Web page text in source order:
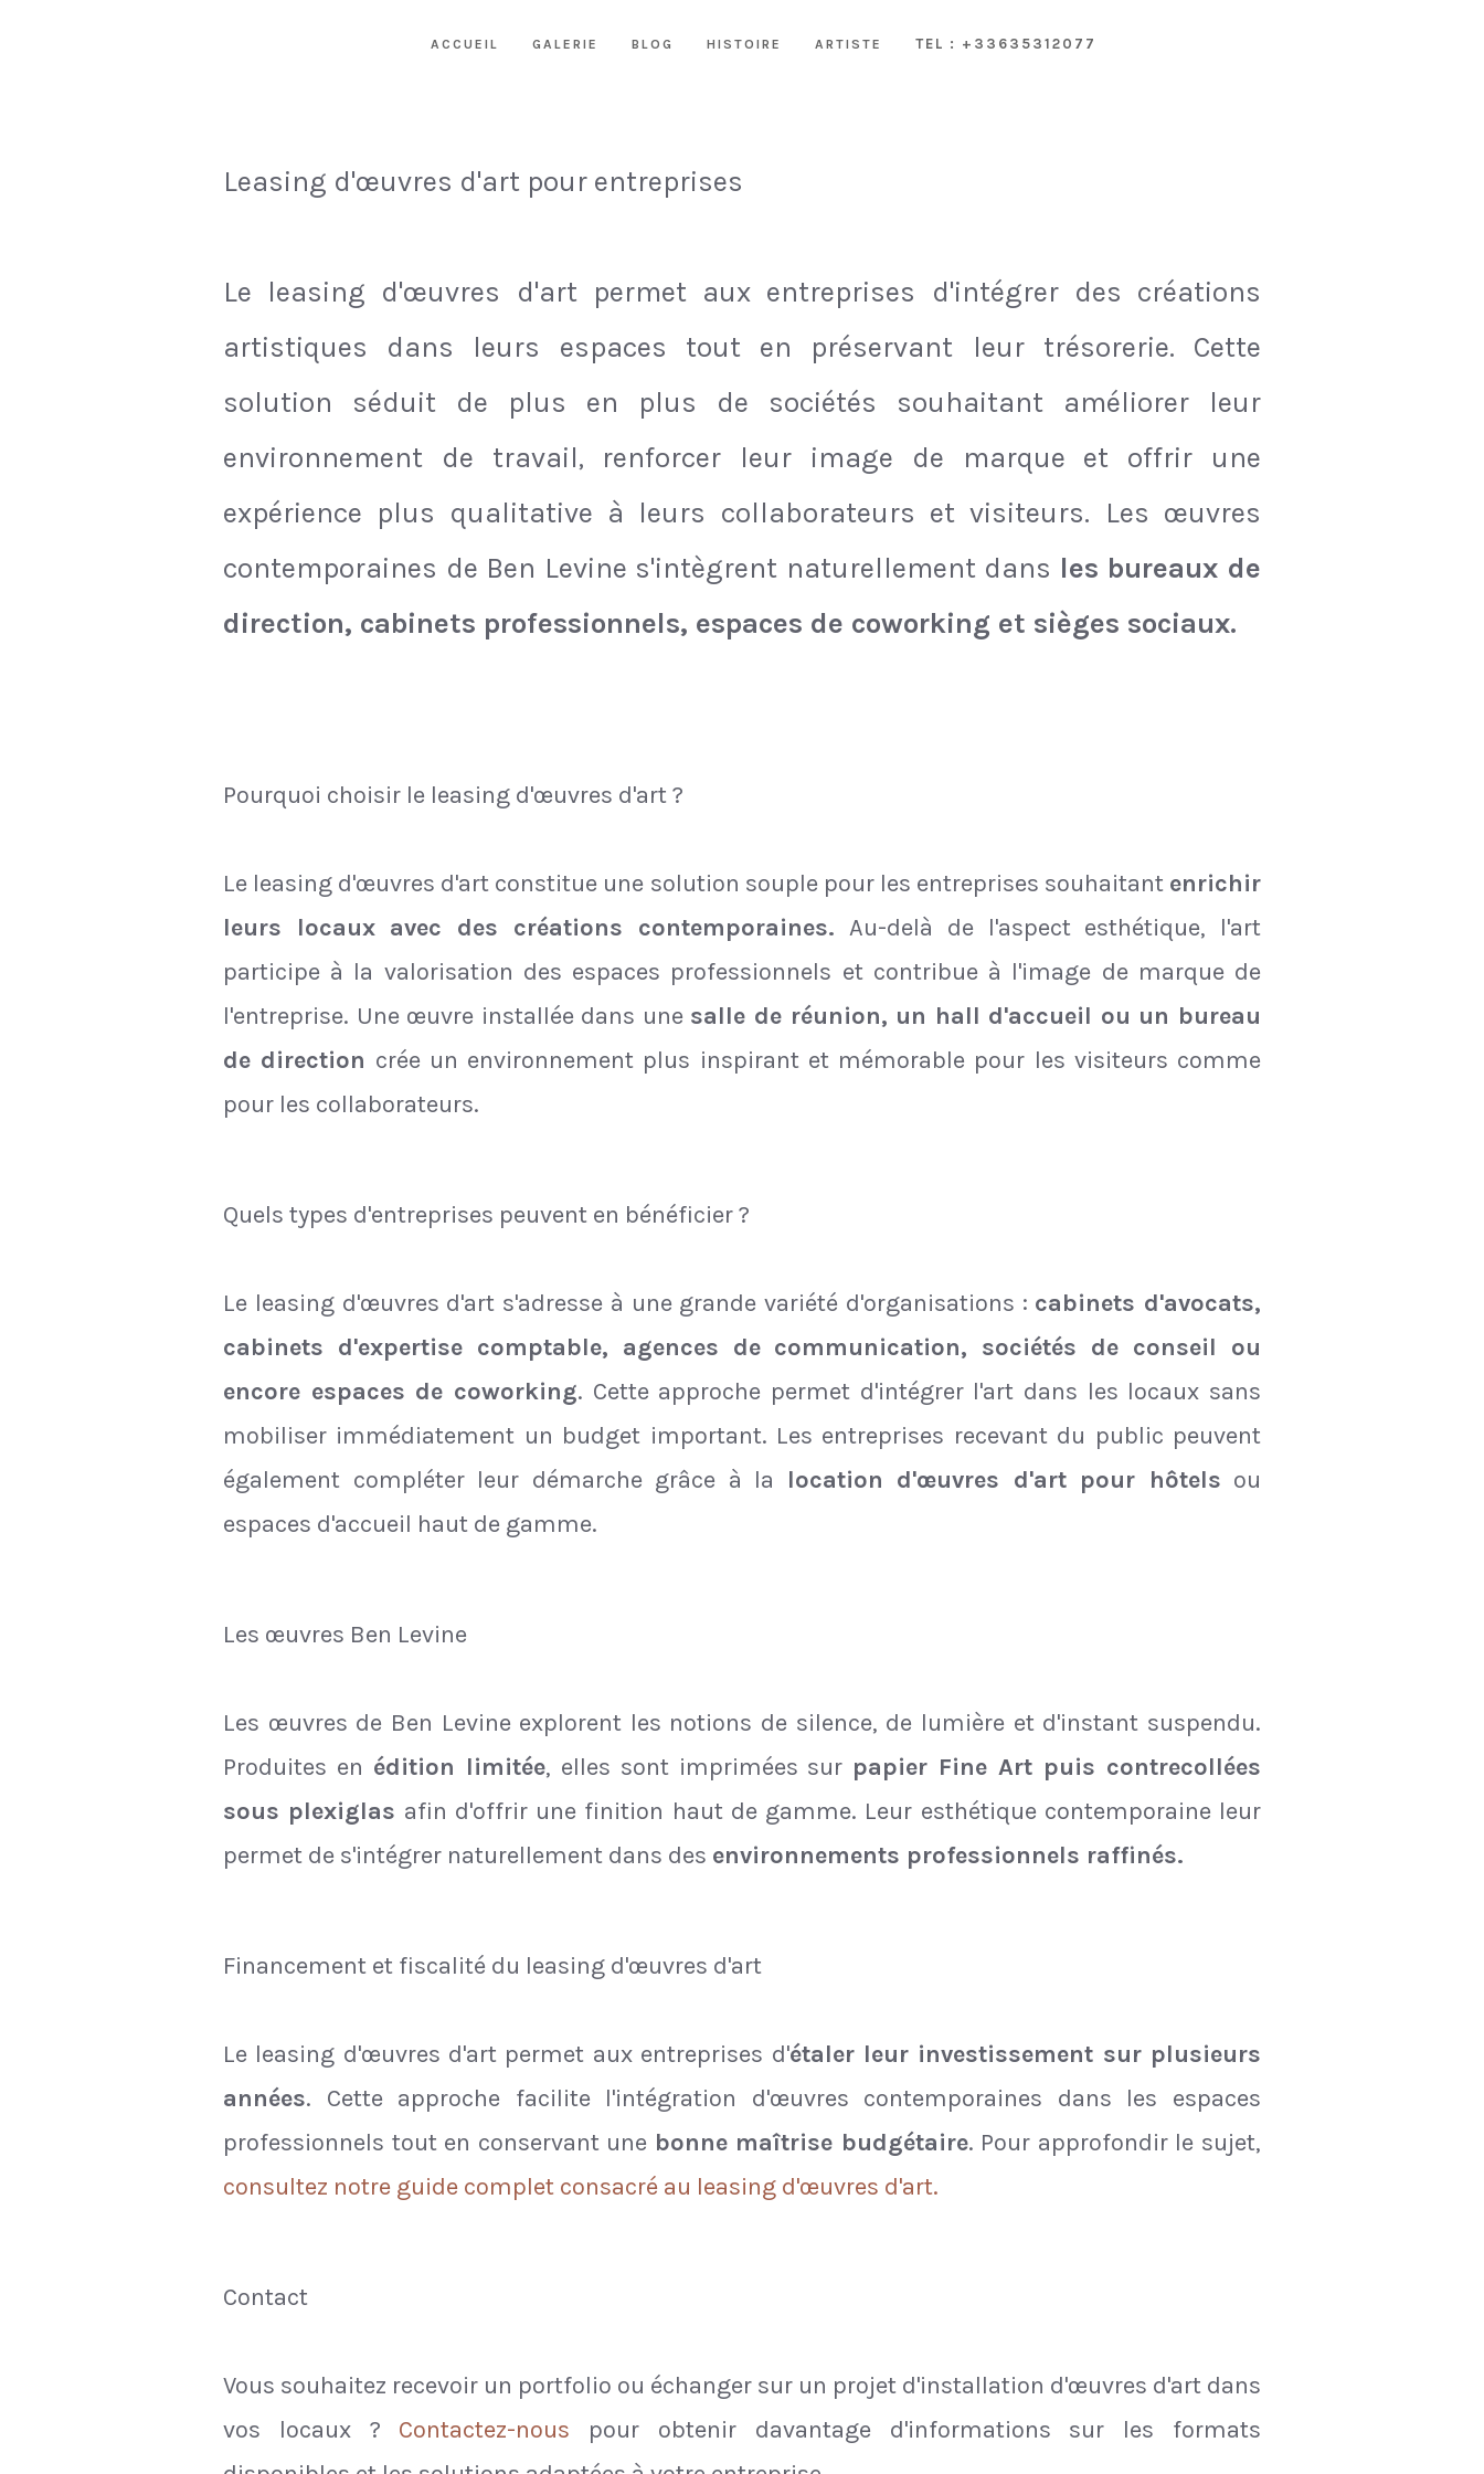
ACCUEIL GALERIE BLOG HISTOIRE ARTISTE TEL : +33635312077
Leasing d'œuvres d'art pour entreprises
Le leasing d'œuvres d'art permet aux entreprises d'intégrer des créations
artistiques dans leurs espaces tout en préservant leur trésorerie. Cette
solution séduit de plus en plus de sociétés souhaitant améliorer leur
environnement de travail, renforcer leur image de marque et offrir une
expérience plus qualitative à leurs collaborateurs et visiteurs. Les œuvres
contemporaines de Ben Levine s'intègrent naturellement dans les bureaux de
direction, cabinets professionnels, espaces de coworking et sièges sociaux.
Pourquoi choisir le leasing d'œuvres d'art ?
Le leasing d'œuvres d'art constitue une solution souple pour les entreprises souhaitant enrichir
leurs locaux avec des créations contemporaines.Au-delà de l'aspect esthétique, l'art
participe à la valorisation des espaces professionnels et contribue à l'image de marque de
l'entreprise. Une œuvre installée dans une salle de réunion, un hall d'accueil ou un bureau
de direction crée un environnement plus inspirant et mémorable pour les visiteurs comme
pour les collaborateurs.
Quels types d'entreprises peuvent en bénéficier ?
Le leasing d'œuvres d'art s'adresse à une grande variété d'organisations : cabinets d'avocats,
cabinets d'expertise comptable, agences de communication, sociétés de conseil ou
encore espaces de coworking. Cette approche permet d'intégrer l'art dans les locaux sans
mobiliser immédiatement un budget important. Les entreprises recevant du public peuvent
également compléter leur démarche grâce à la location d'œuvres d'art pour hôtels ou
espaces d'accueil haut de gamme.
Les œuvres Ben Levine
Les œuvres de Ben Levine explorent les notions de silence, de lumière et d'instant suspendu.
Produites en édition limitée, elles sont imprimées sur papier Fine Art puis contrecollées
sous plexiglas afin d'offrir une finition haut de gamme. Leur esthétique contemporaine leur
permet de s'intégrer naturellement dans des environnements professionnels raffinés.
Financement et fiscalité du leasing d'œuvres d'art
Le leasing d'œuvres d'art permet aux entreprises d'étaler leur investissement sur plusieurs
années. Cette approche facilite l'intégration d'œuvres contemporaines dans les espaces
professionnels tout en conservant une bonne maîtrise budgétaire. Pour approfondir le sujet,
consultez notre guide complet consacré au leasing d'œuvres d'art.
Contact
Vous souhaitez recevoir un portfolio ou échanger sur un projet d'installation d'œuvres d'art dans
vos locaux ? Contactez-nous pour obtenir davantage d'informations sur les formats